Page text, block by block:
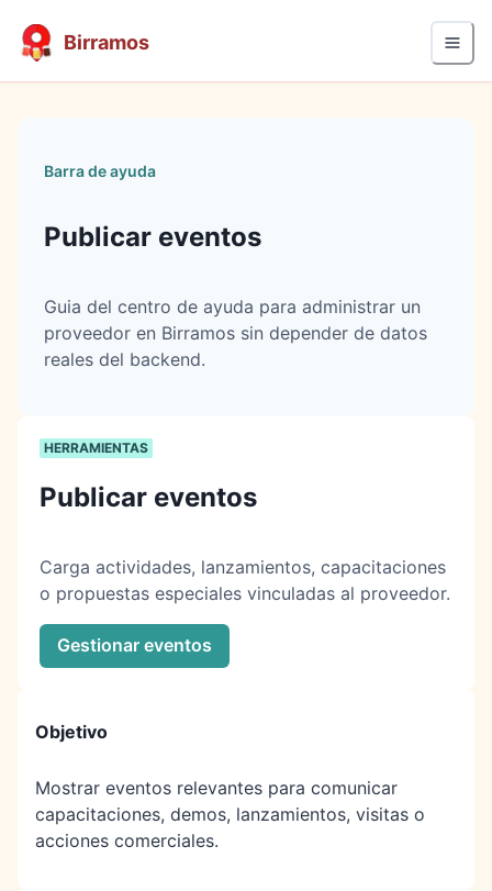
Birramos
Barra de ayuda
Publicar eventos
Guia del centro de ayuda para administrar un
proveedor en Birramos sin depender de datos
reales del backend.
HERRAMIENTAS
Publicar eventos
Carga actividades, lanzamientos, capacitaciones
o propuestas especiales vinculadas al proveedor.
Gestionar eventos
Objetivo
Mostrar eventos relevantes para comunicar
capacitaciones, demos, lanzamientos, visitas o
acciones comerciales.